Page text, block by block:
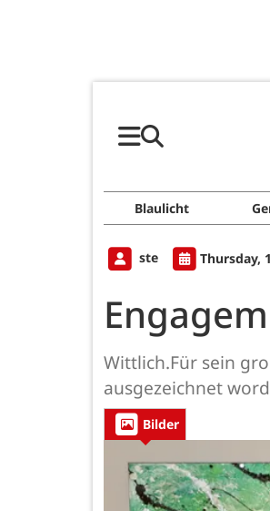
Blaulicht
ste Thursday,
Wittlich.Für sein
ausgezeichnet
Bilder